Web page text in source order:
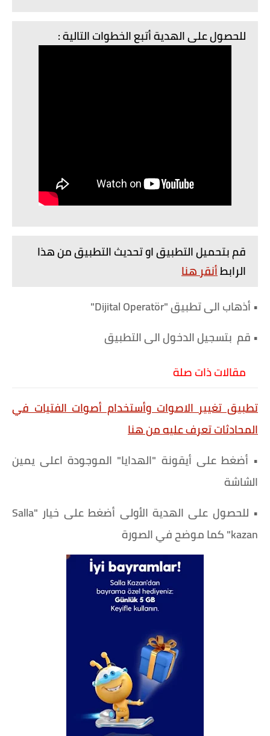
للحصول على الهدية أتبع الخطوات التالية :
قم بتحميل التطبيق او تحديث التطبيق من هذا
الرابطأنقر هنا
• أذهاب الى تطبيق "Dijital Operatör"
• قم بتسجيل الدخول الى التطبيق
مقالات ذات صلة
تطبيق تغيير الاصوات وأستخدام أصوات الفتيات في
المحادثات تعرف عليه من هنا
• أضغط على أيقونة "الهدايا" الموجودة اعلى يمين
الشاشة
• للحصول على الهدية الأولى أضغط على خيار "Salla
kazan" كما موضح في الصورة